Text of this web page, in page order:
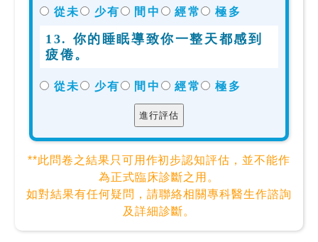
從未 少有 間中 經常 極多
13. 你的睡眠導致你一整天都感到
疲倦。
從未 少有 間中 經常 極多
**此問卷之結果只可用作初步認知評估，並不能作
為正式臨床診斷之用。
如對結果有任何疑問，請聯絡相關專科醫生作諮詢
及詳細診斷。